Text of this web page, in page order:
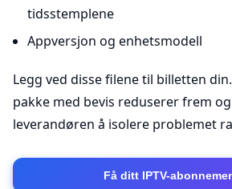
tidsstemplene
Appversjon og enhetsmodell
Legg ved disse filene til billetten
pakke med bevis reduserer frem
leverandøren å isolere problemet
Få ditt IPTV-